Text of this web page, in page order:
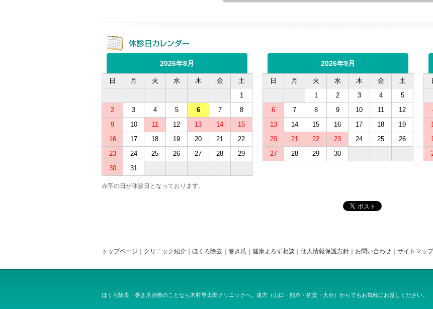
2026年8月
日 月 火 水 木 金
土
1
2
3 4 5 6 7
8
9
10 11 12 13 14
15
16
17 18 19 20 21
22
23
24 25 26 27 28
29
30
31
2026年9月
日 月 火 水 木 金
土
1
2 3 4
5
6
7 8 9 10 11
12
13
14 15 16 17 18
19
20
21 22 23 24 25
26
27
28 29 30
赤字の日が休診日となっております。
トップページ クリニック紹介 ほくろ除去 巻き爪 健康よろず相談 個人情報保護方針 お問い合わせ サイトマップ
ほくろ除去・巻き爪治療のことなら木村専太郎クリニックへ。遠方（山口・熊本・佐賀・大分）からでもお気軽にお越しください。